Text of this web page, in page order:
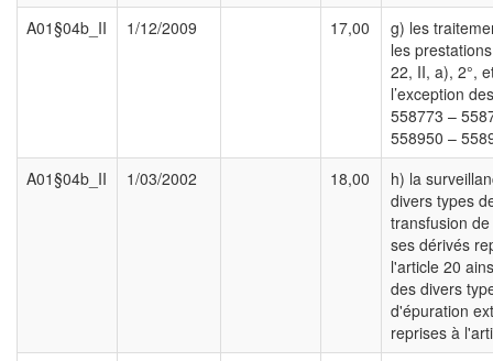
A01§04b_II
1/12/2009 17,00
g) les
les
22, II, a), 2°,
l’exception
558773 –
558950 –
A01§04b_II
1/03/2002 18,00
h) la
divers types
transfusion
ses dérivés
l'article 20
des divers
d'épuration
reprises à